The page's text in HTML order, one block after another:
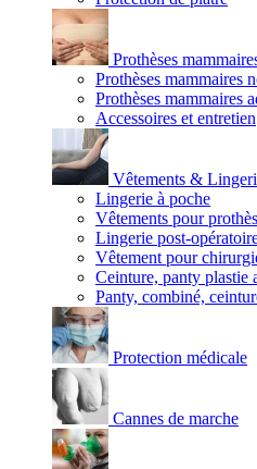
Prothèses
Prothèses mammaires
Prothèses mammaires
Accessoires et entretien
Vêtements &
Lingerie à poche
Vêtements pour
Lingerie post-
Vêtement pour
Ceinture, panty plastie
Panty, combiné,
Protection médicale
Cannes de marche